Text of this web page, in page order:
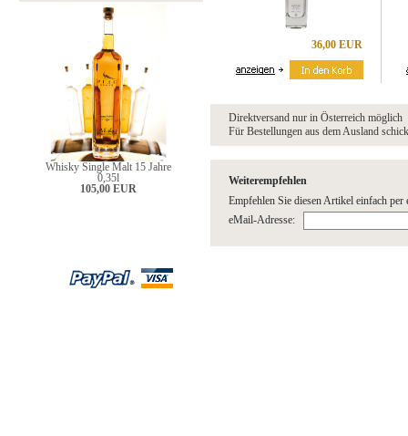
Whisky Single Malt 15 Jahre
0,35l
105,00 EUR
36,00 EUR
Direktversand nur in Österreich möglich
Für Bestellungen aus dem Ausland
Weiterempfehlen
Empfehlen Sie diesen Artikel einfach per
eMail-Adresse: